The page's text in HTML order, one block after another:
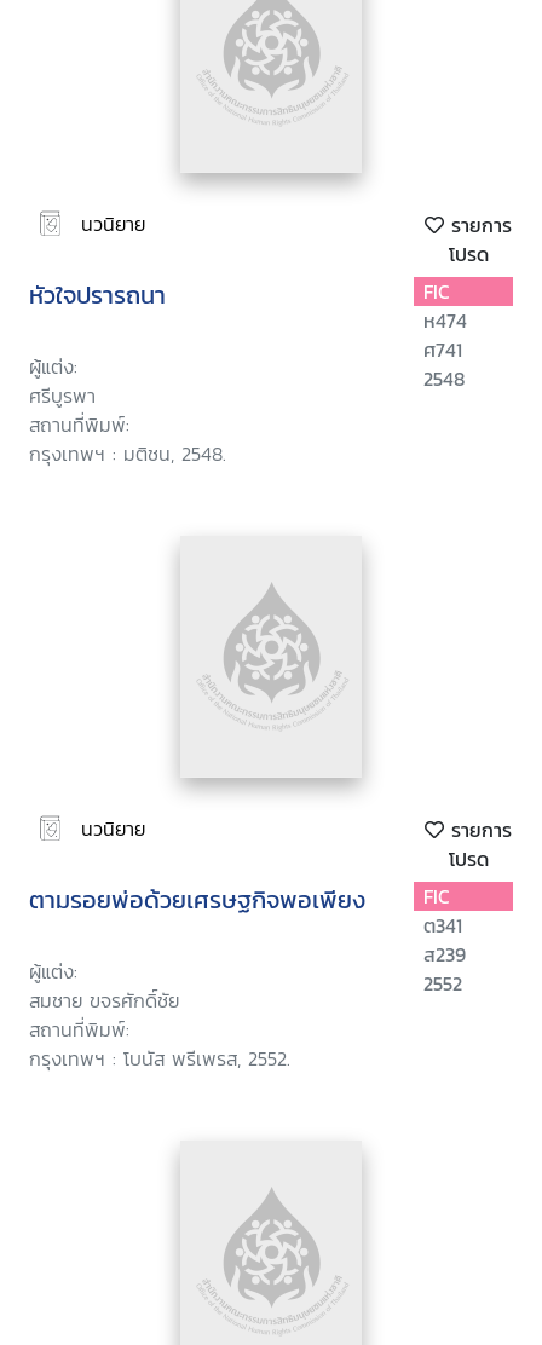
นวนิยาย
รายการ
โปรด
หัวใจปรารถนา
ผู้แต่ง:
ศรีบูรพา
สถานที่พิมพ์:
กรุงเทพฯ : มติชน, 2548.
FIC
ห474
ศ741
2548
นวนิยาย
รายการ
โปรด
ตามรอยพ่อด้วยเศรษฐกิจพอเพียง
ผู้แต่ง:
สมชาย ขจรศักดิ์ชัย
สถานที่พิมพ์:
กรุงเทพฯ : โบนัส พรีเพรส, 2552.
FIC
ต341
ส239
2552